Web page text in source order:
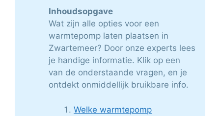
Inhoudsopgave
Wat zijn alle opties voor een
warmtepomp laten plaatsen in
Zwartemeer? Door onze experts lees
je handige informatie. Klik op een
van de onderstaande vragen, en je
ontdekt onmiddellijk bruikbare info.
Welke warmtepomp